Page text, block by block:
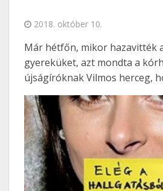
2018. október 10.
Már hétfőn, mikor hazavitték
gyereküket, azt mondta a
újságíróknak Vilmos herceg,
gondja lesz otthon